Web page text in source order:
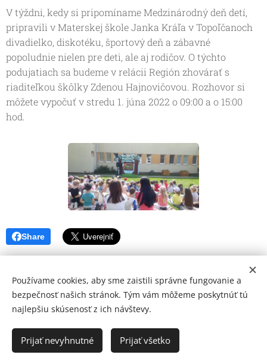
V týždni, kedy si pripomíname Medzinárodný deň detí,
pripravili v Materskej škole Janka Kráľa v Topoľčanoch
divadielko, diskotéku, športový deň a zábavné
popoludnie nielen pre deti, ale aj rodičov. O týchto
podujatiach sa budeme v relácii Región zhovárať s
riaditeľkou škôlky Zdenou Hajnovičovou. Rozhovor si
môžete vypočuť v stredu 1. júna 2022 o 09:00 a o 15:00
hod.
Share
© 2026 Mediálna a kultúrna spoločnosť Topoľčany, s.r.o.
Ochrana osobných údajov
www.kulturato.sk
Cookies
Používame cookies, aby sme zaistili správne fungovanie a
bezpečnosť našich stránok. Tým vám môžeme poskytnúť tú
najlepšiu skúsenosť z ich návštevy.
Prijať nevyhnutné Prijať všetko